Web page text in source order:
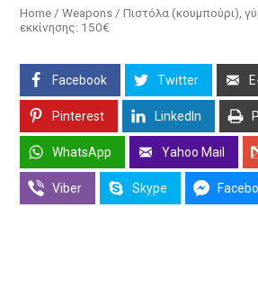
Home / Weapons / Πιστόλα (κουμπούρι),
εκκίνησης: 150€
Facebook Twitter
Pinterest LinkedIn
WhatsApp Yahoo Mail
Viber Skype